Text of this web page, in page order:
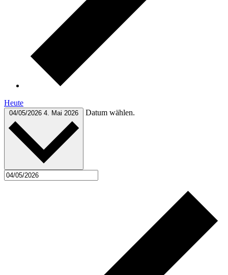
Heute
04/05/2026 4. Mai 2026 Datum wählen.